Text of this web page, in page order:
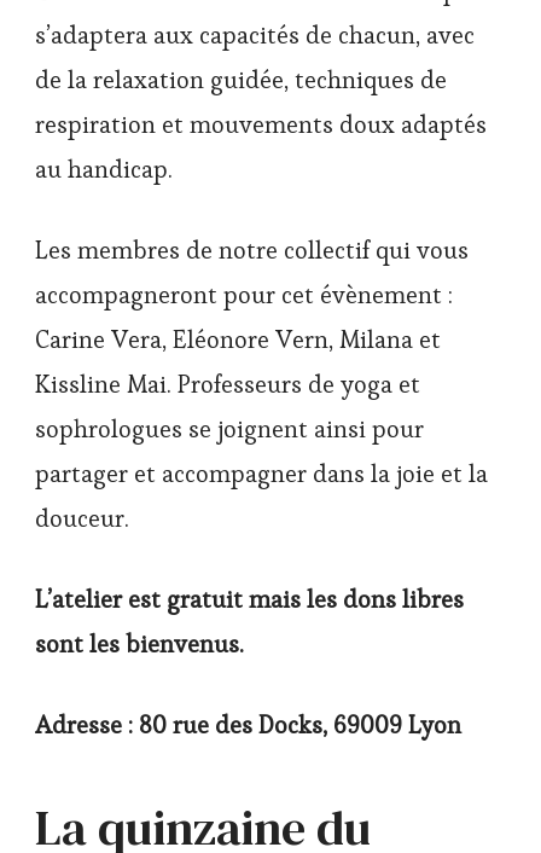
s’adaptera aux capacités de chacun, avec
de la relaxation guidée, techniques de
respiration et mouvements doux adaptés
au handicap.
Les membres de notre collectif qui vous
accompagneront pour cet évènement :
Carine Vera, Eléonore Vern, Milana et
Kissline Mai. Professeurs de yoga et
sophrologues se joignent ainsi pour
partager et accompagner dans la joie et la
douceur.
L’atelier est gratuit mais les dons libres
sont les bienvenus.
Adresse : 80 rue des Docks, 69009 Lyon
La quinzaine du